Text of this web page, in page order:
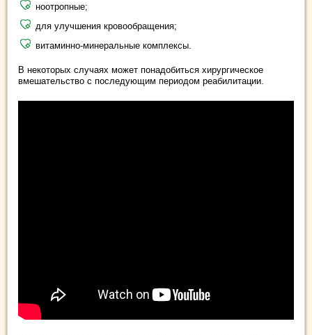
ноотропные;
для улучшения кровообращения;
витаминно-минеральные комплексы.
В некоторых случаях может понадобиться хирургическое
вмешательство с последующим периодом реабилитации.